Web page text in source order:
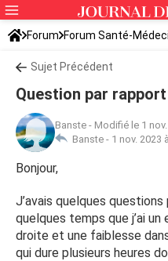
Forum Forum Santé-
Sujet Précédent
Question par rapport
Banste - Modifié le 1
Banste - 1 nov. 2023
Bonjour,
J’avais quelques
quelques temps que j’ai
droite et une faiblesse
qui dure plusieurs heures